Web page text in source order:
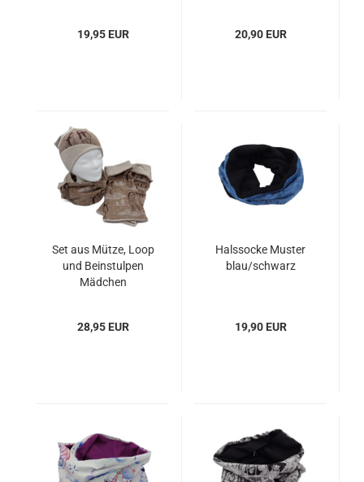
19,95 EUR 20,90 EUR
Set aus Mütze, Loop
und Beinstulpen
Mädchen
28,95 EUR
Halssocke Muster
blau/schwarz
19,90 EUR